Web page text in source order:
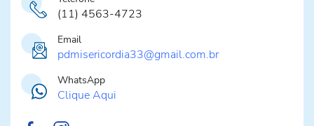
(11) 4563-4723
Email
pdmisericordia33@gmail.com.br
WhatsApp
Clique Aqui